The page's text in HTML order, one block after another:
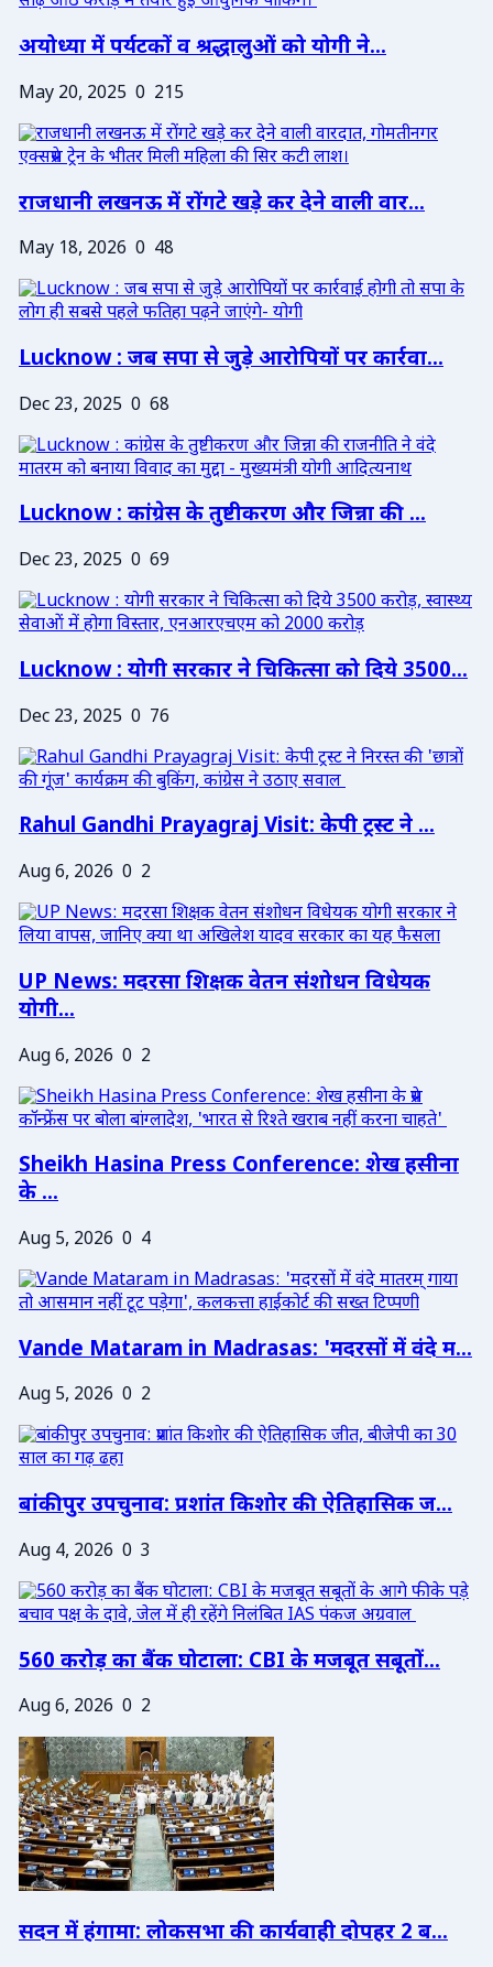
अयोध्या में पर्यटकों व श्रद्धालुओं को योगी ने...
May 20, 2025 0 215
राजधानी लखनऊ में रोंगटे खड़े कर देने वाली वार...
May 18, 2026 0 48
Lucknow : जब सपा से जुड़े आरोपियों पर कार्रवा...
Dec 23, 2025 0 68
Lucknow : कांग्रेस के तुष्टीकरण और जिन्ना की ...
Dec 23, 2025 0 69
Lucknow : योगी सरकार ने चिकित्सा को दिये 3500...
Dec 23, 2025 0 76
Rahul Gandhi Prayagraj Visit: केपी ट्रस्ट ने ...
Aug 6, 2026 0 2
UP News: मदरसा शिक्षक वेतन संशोधन विधेयक
योगी...
Aug 6, 2026 0 2
Sheikh Hasina Press Conference: शेख हसीना
के ...
Aug 5, 2026 0 4
Vande Mataram in Madrasas: 'मदरसों में वंदे म...
Aug 5, 2026 0 2
बांकीपुर उपचुनाव: प्रशांत किशोर की ऐतिहासिक ज...
Aug 4, 2026 0 3
560 करोड़ का बैंक घोटाला: CBI के मजबूत सबूतों...
Aug 6, 2026 0 2
सदन में हंगामा: लोकसभा की कार्यवाही दोपहर 2 ब...